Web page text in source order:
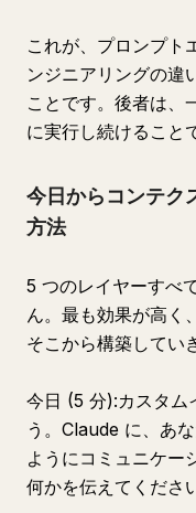
これが、プロンプト
ンジニアリングの違
ことです。後者は、
に実行し続けること
今日からコンテク
方法
5 つのレイヤーすべ
ん。最も効果が高く
そこから構築してい
今日 (5 分):カスタム
う。Claude に、あ
ようにコミュニケー
何かを伝えてくださ